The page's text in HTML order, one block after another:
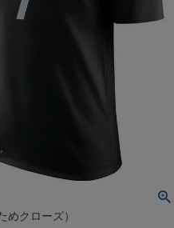
−１ 1F
クローズ）